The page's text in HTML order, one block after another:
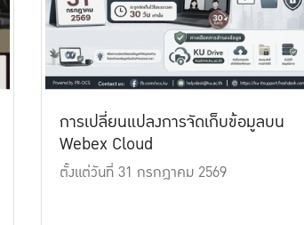
การเปลี่ยนแปลงการจัดเก็บข้อมูลบน
Webex Cloud
ตั้งแต่วันที่ 31 กรกฎาคม 2569